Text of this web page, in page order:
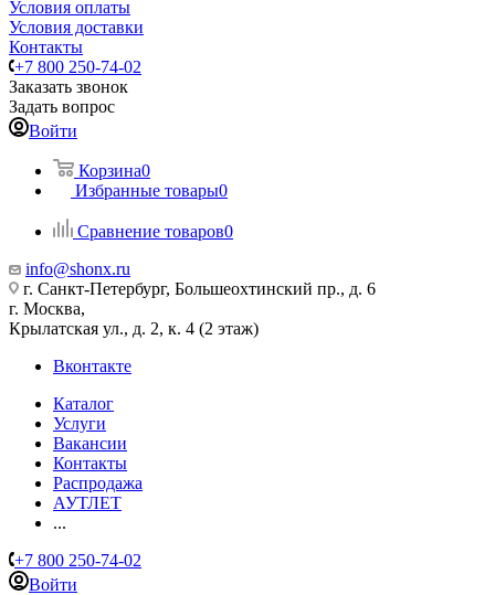
Условия оплаты
Условия доставки
Контакты
+7 800 250-74-02
Заказать звонок
Задать вопрос
Войти
Корзина0
Избранные товары0
Сравнение товаров0
info@shonx.ru
г. Санкт-Петербург, Большеохтинский пр., д. 6
г. Москва,
Крылатская ул., д. 2, к. 4 (2 этаж)
Вконтакте
Каталог
Услуги
Вакансии
Контакты
Распродажа
АУТЛЕТ
...
+7 800 250-74-02
Войти